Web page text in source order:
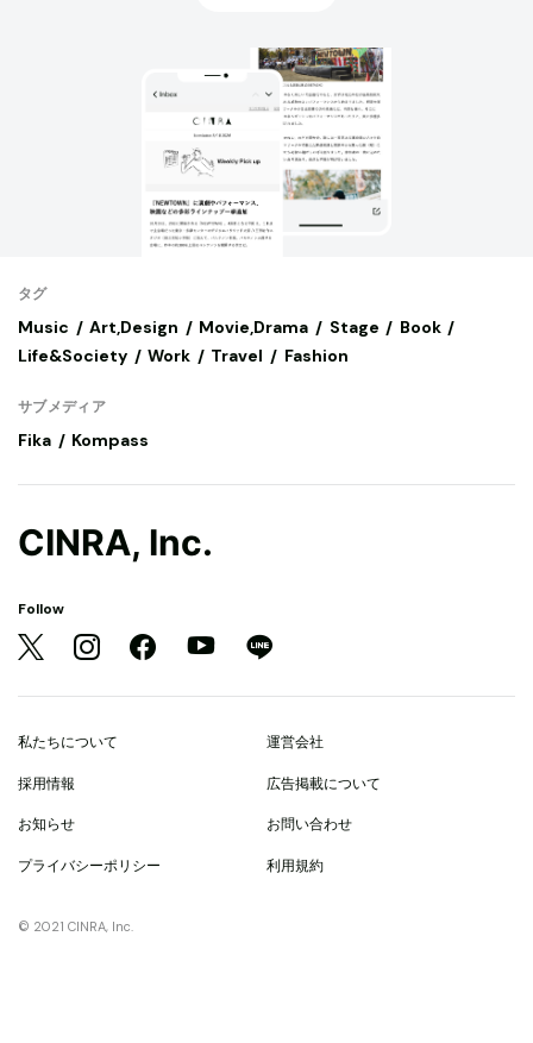
タグ
Music Art,Design Movie,Drama Stage
Book
Life&Society
Work Travel Fashion
サブメディア
Fika Kompass
CINRA, Inc.
Follow
私たちについて 運営会社
採用情報 広告掲載について
お知らせ お問い合わせ
プライバシーポリシー 利用規約
© 2021 CINRA, Inc.